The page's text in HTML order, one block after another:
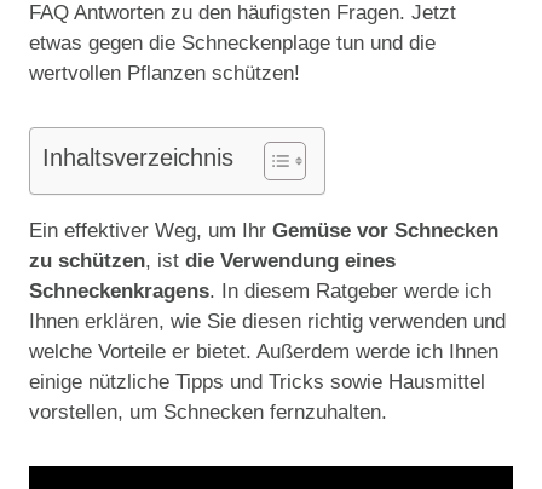
FAQ Antworten zu den häufigsten Fragen. Jetzt
etwas gegen die Schneckenplage tun und die
wertvollen Pflanzen schützen!
Inhaltsverzeichnis
Ein effektiver Weg, um Ihr Gemüse vor Schnecken
zu schützen, ist die Verwendung eines
Schneckenkragens. In diesem Ratgeber werde ich
Ihnen erklären, wie Sie diesen richtig verwenden und
welche Vorteile er bietet. Außerdem werde ich Ihnen
einige nützliche Tipps und Tricks sowie Hausmittel
vorstellen, um Schnecken fernzuhalten.